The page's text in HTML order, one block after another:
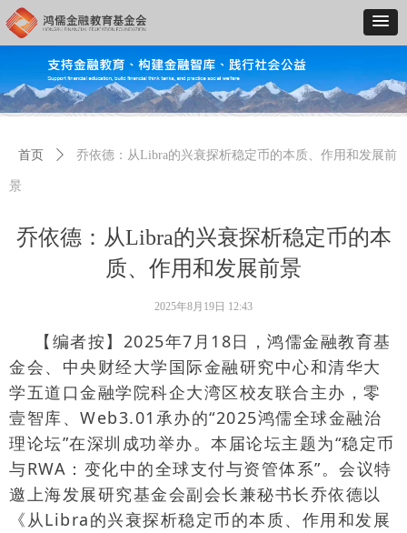
乔依德：从Libra的兴衰探析稳定币的本
质、作用和发展前景
首页 ꄲ 乔依德：从Libra的兴衰探析稳定币的本质、作用和发展前
景
【编者按】 2025年7 月 18日，鸿儒金融教育基
金会、中央财经大学国际金融研究中心和清华大
学五道口金融学院科企大湾区校友联合主办，零
壹智库、 Web3.01 承办的“2025鸿儒全球金融治
理论坛”在深圳成功举办。本届论坛主题为“稳定币
与RWA ：变化中的全球支付与资管体系”。会议特
邀上海发展研究基金会副会长兼秘书长乔依德以
《从Libra的兴衰探析稳定币的本质、作用和发展
2025年8月19日 12:43